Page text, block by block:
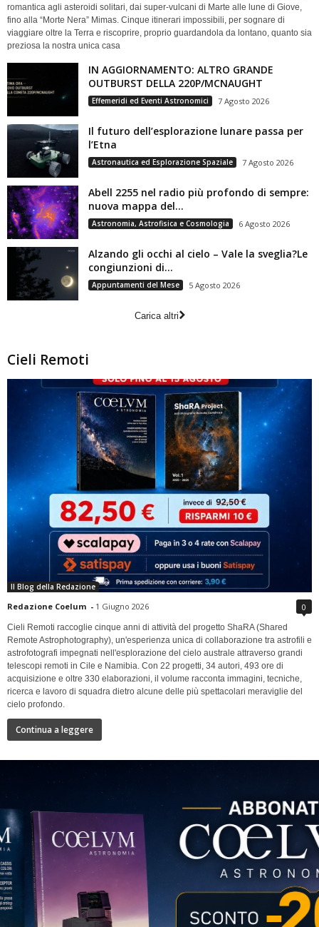
romantica agli asteroidi solitari, dai super-vulcani di Marte alle lune di Giove,
fino alla “Morte Nera” Mimas. Cinque itinerari impossibili, per sognare di
viaggiare oltre la Terra e riscoprire, proprio guardandola da lontano, quanto sia
preziosa la nostra unica casa
IN AGGIORNAMENTO: ALTRO GRANDE
OUTBURST DELLA 220P/MCNAUGHT
Effemeridi ed Eventi Astronomici 7 Agosto 2026
Il futuro dell’esplorazione lunare passa per
l’Etna
Astronautica ed Esplorazione Spaziale 7 Agosto 2026
Abell 2255 nel radio più profondo di sempre:
nuova mappa del...
Astronomia, Astrofisica e Cosmologia 6 Agosto 2026
Alzando gli occhi al cielo – Vale la sveglia?Le
congiunzioni di...
Appuntamenti del Mese 5 Agosto 2026
Carica altri
Cieli Remoti
Il Blog della Redazione
Redazione Coelum - 1 Giugno 2026 0
Cieli Remoti raccoglie cinque anni di attività del progetto ShaRA (Shared
Remote Astrophotography), un'esperienza unica di collaborazione tra astrofili e
astrofotografi impegnati nell'esplorazione del cielo australe attraverso grandi
telescopi remoti in Cile e Namibia. Con 22 progetti, 34 autori, 493 ore di
acquisizione e oltre 330 elaborazioni, il volume racconta immagini, tecniche,
ricerca e lavoro di squadra dietro alcune delle più spettacolari meraviglie del
cielo profondo.
Continua a leggere